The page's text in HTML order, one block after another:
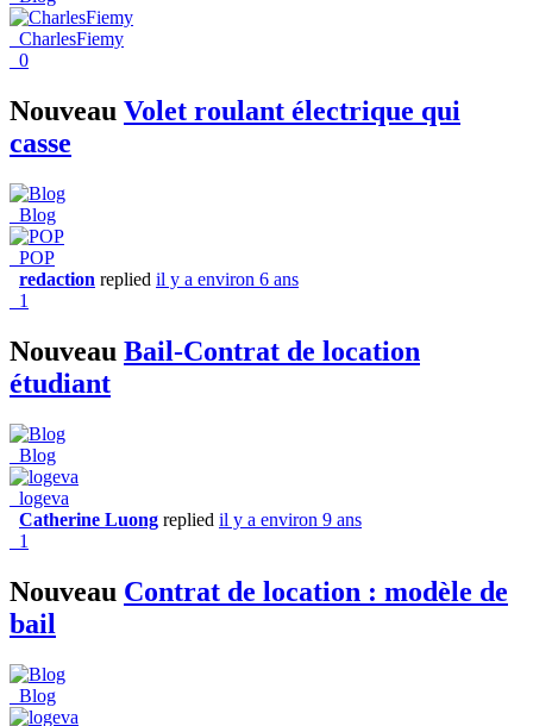
CharlesFiemy
0
Nouveau Volet roulant électrique qui
casse
Blog
POP
redaction replied il y a environ 6 ans
1
Nouveau Bail-Contrat de location
étudiant
Blog
logeva
Catherine Luong replied il y a environ 9 ans
1
Nouveau Contrat de location : modèle de
bail
Blog